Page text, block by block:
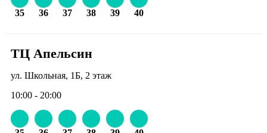
35 36 37 38 39 40
ТЦ Апельсин
ул. Школьная, 1Б, 2 этаж
10:00 - 20:00